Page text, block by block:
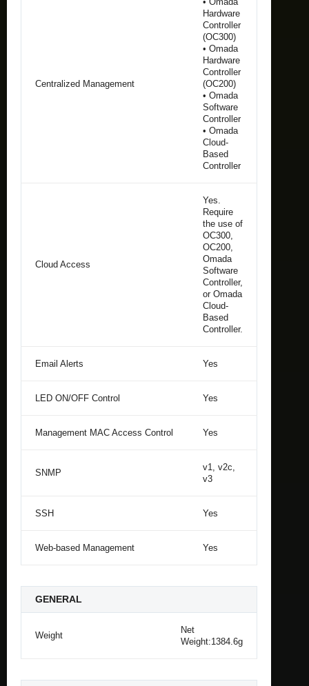
Centralized Management
Hardware
Controller
(OC300)
• Omada
Hardware
Controller
(OC200)
• Omada
Software
Controller
• Omada
Cloud-
Based
Controller
Cloud Access
Yes.
Require
the use of
OC300,
OC200,
Omada
Software
Controller,
or Omada
Cloud-
Based
Controller.
Email Alerts Yes
LED ON/OFF Control Yes
Management MAC Access Control Yes
SNMP
v1, v2c,
v3
SSH Yes
Web-based Management Yes
GENERAL
Weight
Net
Weight:1384.6g